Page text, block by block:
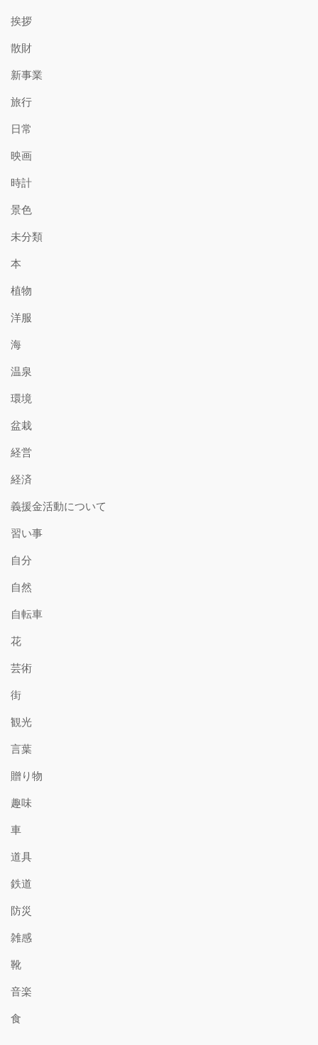
挨拶
散財
新事業
旅行
日常
映画
時計
景色
未分類
本
植物
洋服
海
温泉
環境
盆栽
経営
経済
義援金活動について
習い事
自分
自然
自転車
花
芸術
街
観光
言葉
贈り物
趣味
車
道具
鉄道
防災
雑感
靴
音楽
食